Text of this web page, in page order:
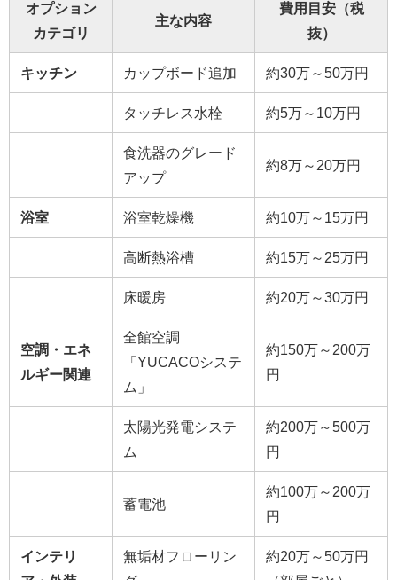
オプション
カテゴリ
主な内容
費用目安（税
抜）
キッチン カップボード追加 約30万～50万円
タッチレス水栓 約5万～10万円
食洗器のグレード
アップ
約8万～20万円
浴室 浴室乾燥機 約10万～15万円
高断熱浴槽 約15万～25万円
床暖房 約20万～30万円
空調・エネ
ルギー関連
全館空調
「YUCACOシステ
ム」
約150万～200万
円
太陽光発電システ
ム
約200万～500万
円
蓄電池
約100万～200万
円
インテリ
無垢材フローリン
約20万～50万円